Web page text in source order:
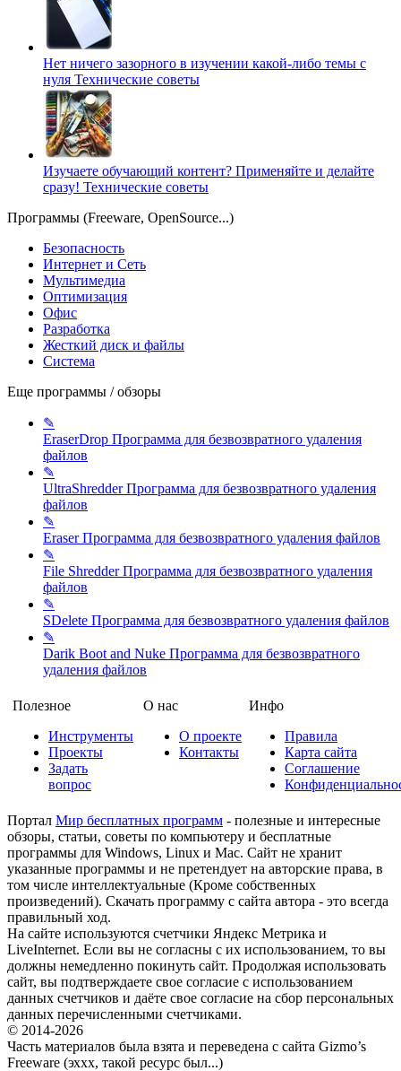
Нет ничего зазорного в изучении какой-либо темы с
нуля Технические советы
Изучаете обучающий контент? Применяйте и делайте
сразу! Технические советы
Программы (Freeware, OpenSource...)
Безопасность
Интернет и Сеть
Мультимедиа
Оптимизация
Офис
Разработка
Жесткий диск и файлы
Система
Еще программы / обзоры
✎
EraserDrop Программа для безвозвратного удаления
файлов
✎
UltraShredderПрограмма для безвозвратного удаления
файлов
✎
EraserПрограмма для безвозвратного удаления файлов
✎
File ShredderПрограмма для безвозвратного удаления
файлов
✎
SDelete Программа для безвозвратного удаления файлов
✎
Darik Boot and Nuke Программа для безвозвратного
удаления файлов
Полезное
Инструменты
Проекты
Задать
вопрос
О нас
О проекте
Контакты
Инфо
Правила
Карта сайта
Соглашение
Портал Мир бесплатных программ - полезные и интересные
обзоры, статьи, советы по компьютеру и бесплатные
программы для Windows, Linux и Mac. Сайт не хранит
указанные программы и не претендует на авторские права, в
том числе интеллектуальные (Кроме собственных
произведений). Скачать программу с сайта автора - это всегда
правильный ход.
На сайте используются счетчики Яндекс Метрика и
LiveInternet. Если вы не согласны с их использованием, то вы
должны немедленно покинуть сайт. Продолжая использовать
сайт, вы подтверждаете свое согласие с использованием
данных счетчиков и даёте свое согласие на сбор персональных
данных перечисленными счетчиками.
© 2014-2026
Часть материалов была взята и переведена с сайта Gizmo’s
Freeware (эххх, такой ресурс был...)